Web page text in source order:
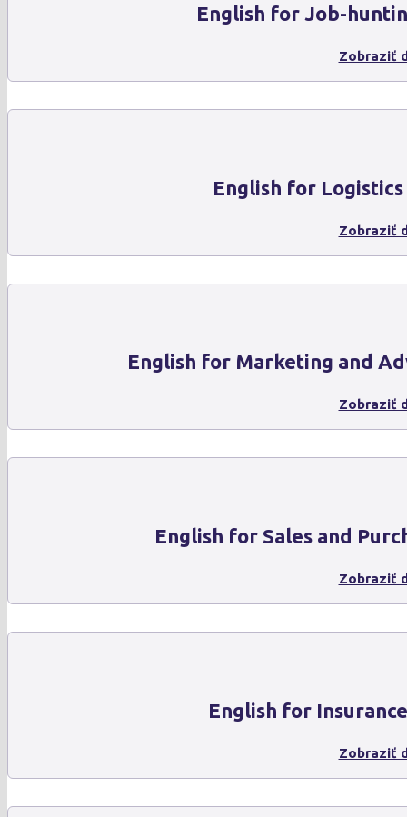
English for Job-
Zobraziť
English for Logistics
Zobraziť
English for Marketing and
Zobraziť
English for Sales and
Zobraziť
English for Insurance
Zobraziť